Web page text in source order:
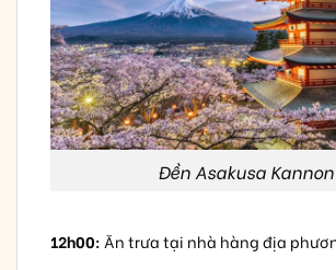
Đền Asakusa Kannon
12h00: Ăn trưa tại nhà hàng địa